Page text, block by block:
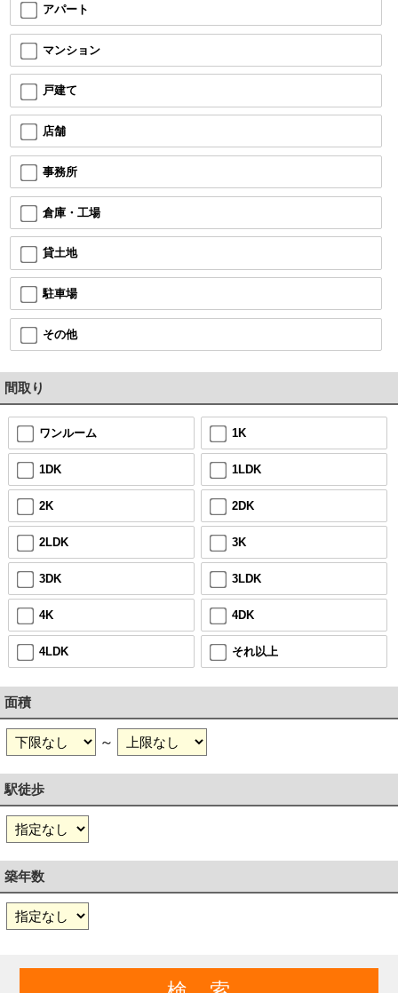
アパート
マンション
戸建て
店舗
事務所
倉庫・工場
貸土地
駐車場
その他
間取り
ワンルーム 1K
1DK 1LDK
2K 2DK
2LDK 3K
3DK 3LDK
4K 4DK
4LDK それ以上
面積
～
駅徒歩
築年数